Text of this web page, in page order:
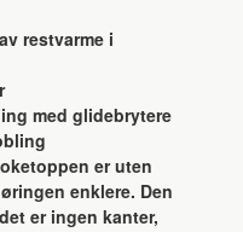
restvarme i
med glidebrytere
er uten
enklere. Den
er ingen kanter,